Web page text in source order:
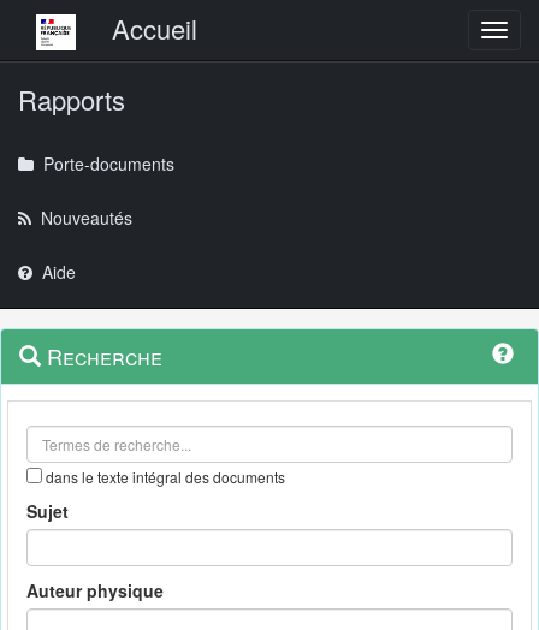
Menu principalAccueil
Rapports
Porte-documents
Nouveautés
Aide
Navigation
outils
Menu
contextuel
Recherche
dans le texte intégral des documents
Sujet
Auteur physique